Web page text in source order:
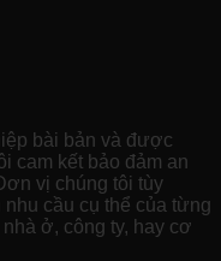
bài bản và được
cam kết bảo đảm an
vị chúng tôi tùy
cầu cụ thể của từng
ở, công ty, hay cơ